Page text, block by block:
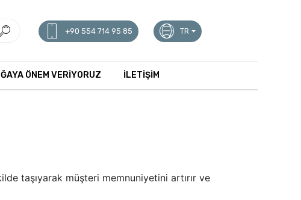
+90 554 714 95 85 TR
ÖNEM VERİYORUZ İLETİŞİM
taşıyarak müşteri memnuniyetini artırır ve